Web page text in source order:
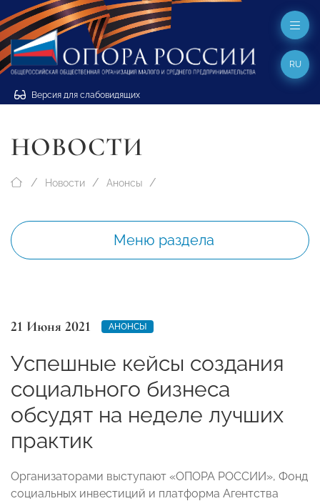
Версия для слабовидящих
RU
НОВОСТИ
Новости Анонсы
Меню раздела
21 Июня 2021 АНОНСЫ
Успешные кейсы создания
социального бизнеса
обсудят на неделе лучших
практик
Организаторами выступают «ОПОРА РОССИИ», Фонд
социальных инвестиций и платформа Агентства